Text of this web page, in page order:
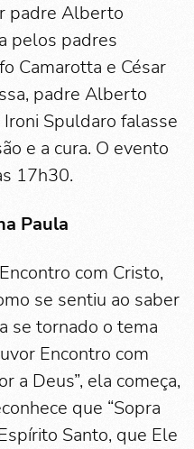
padre Alberto
pelos padres
Camarotta e César
padre Alberto
Spuldaro falasse
e a cura. O evento
17h30.
Paula
com Cristo,
se sentiu ao saber
se tornado o tema
Encontro com
a Deus”, ela começa,
que “Sopra
Santo, que Ele